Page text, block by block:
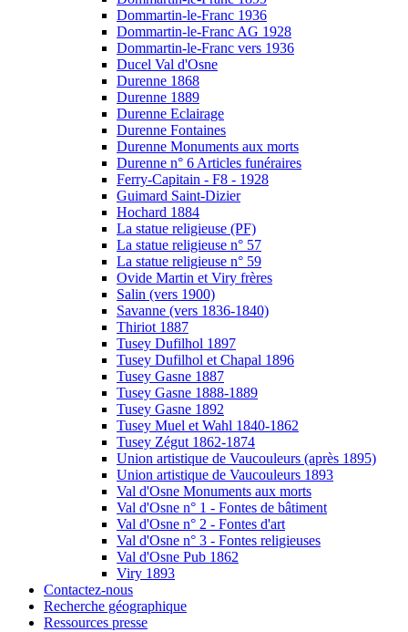
Dommartin-le-Franc 1936
Dommartin-le-Franc AG 1928
Dommartin-le-Franc vers 1936
Ducel Val d'Osne
Durenne 1868
Durenne 1889
Durenne Eclairage
Durenne Fontaines
Durenne Monuments aux morts
Durenne n° 6 Articles funéraires
Ferry-Capitain - F8 - 1928
Guimard Saint-Dizier
Hochard 1884
La statue religieuse (PF)
La statue religieuse n° 57
La statue religieuse n° 59
Ovide Martin et Viry frères
Salin (vers 1900)
Savanne (vers 1836-1840)
Thiriot 1887
Tusey Dufilhol 1897
Tusey Dufilhol et Chapal 1896
Tusey Gasne 1887
Tusey Gasne 1888-1889
Tusey Gasne 1892
Tusey Muel et Wahl 1840-1862
Tusey Zégut 1862-1874
Union artistique de Vaucouleurs (après 1895)
Union artistique de Vaucouleurs 1893
Val d'Osne Monuments aux morts
Val d'Osne n° 1 - Fontes de bâtiment
Val d'Osne n° 2 - Fontes d'art
Val d'Osne n° 3 - Fontes religieuses
Val d'Osne Pub 1862
Viry 1893
Contactez-nous
Recherche géographique
Ressources presse